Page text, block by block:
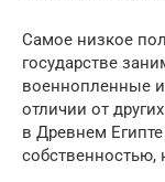
Самое низкое
государстве
военнопленные
отличии от
в Древнем
собственностью,